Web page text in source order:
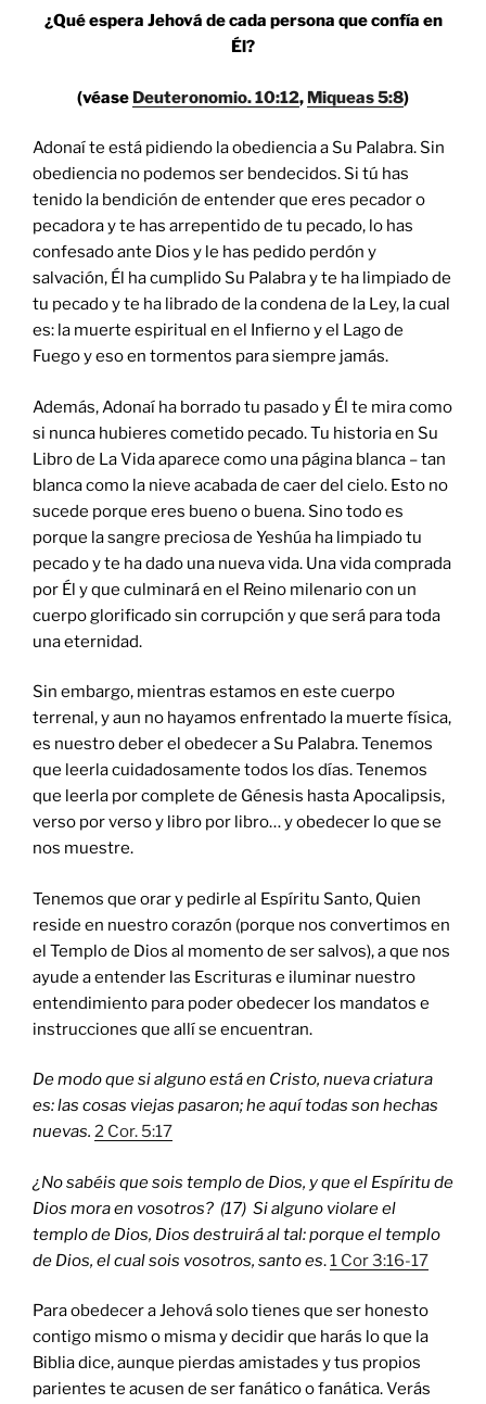
¿Qué espera Jehová de cada persona que confía en
Él?
(véase Deuteronomio. 10:12, Miqueas 5:8)
Adonaí te está pidiendo la obediencia a Su Palabra. Sin
obediencia no podemos ser bendecidos. Si tú has
tenido la bendición de entender que eres pecador o
pecadora y te has arrepentido de tu pecado, lo has
confesado ante Dios y le has pedido perdón y
salvación, Él ha cumplido Su Palabra y te ha limpiado de
tu pecado y te ha librado de la condena de la Ley, la cual
es: la muerte espiritual en el Infierno y el Lago de
Fuego y eso en tormentos para siempre jamás.
Además, Adonaí ha borrado tu pasado y Él te mira como
si nunca hubieres cometido pecado. Tu historia en Su
Libro de La Vida aparece como una página blanca – tan
blanca como la nieve acabada de caer del cielo. Esto no
sucede porque eres bueno o buena. Sino todo es
porque la sangre preciosa de Yeshúa ha limpiado tu
pecado y te ha dado una nueva vida. Una vida comprada
por Él y que culminará en el Reino milenario con un
cuerpo glorificado sin corrupción y que será para toda
una eternidad.
Sin embargo, mientras estamos en este cuerpo
terrenal, y aun no hayamos enfrentado la muerte física,
es nuestro deber el obedecer a Su Palabra. Tenemos
que leerla cuidadosamente todos los días. Tenemos
que leerla por complete de Génesis hasta Apocalipsis,
verso por verso y libro por libro… y obedecer lo que se
nos muestre.
Tenemos que orar y pedirle al Espíritu Santo, Quien
reside en nuestro corazón (porque nos convertimos en
el Templo de Dios al momento de ser salvos), a que nos
ayude a entender las Escrituras e iluminar nuestro
entendimiento para poder obedecer los mandatos e
instrucciones que allí se encuentran.
De modo que si alguno está en Cristo, nueva criatura
es: las cosas viejas pasaron; he aquí todas son hechas
nuevas. 2 Cor. 5:17
¿No sabéis que sois templo de Dios, y que el Espíritu de
Dios mora en vosotros? (17) Si alguno violare el
templo de Dios, Dios destruirá al tal: porque el templo
de Dios, el cual sois vosotros, santo es.1 Cor 3:16-17
Para obedecer a Jehová solo tienes que ser honesto
contigo mismo o misma y decidir que harás lo que la
Biblia dice, aunque pierdas amistades y tus propios
parientes te acusen de ser fanático o fanática. Verás